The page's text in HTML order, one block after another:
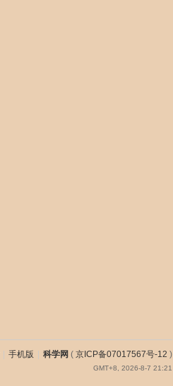
手机版 科学网 ( 京ICP备07017567号-12 )
GMT+8, 2026-8-7 21:21